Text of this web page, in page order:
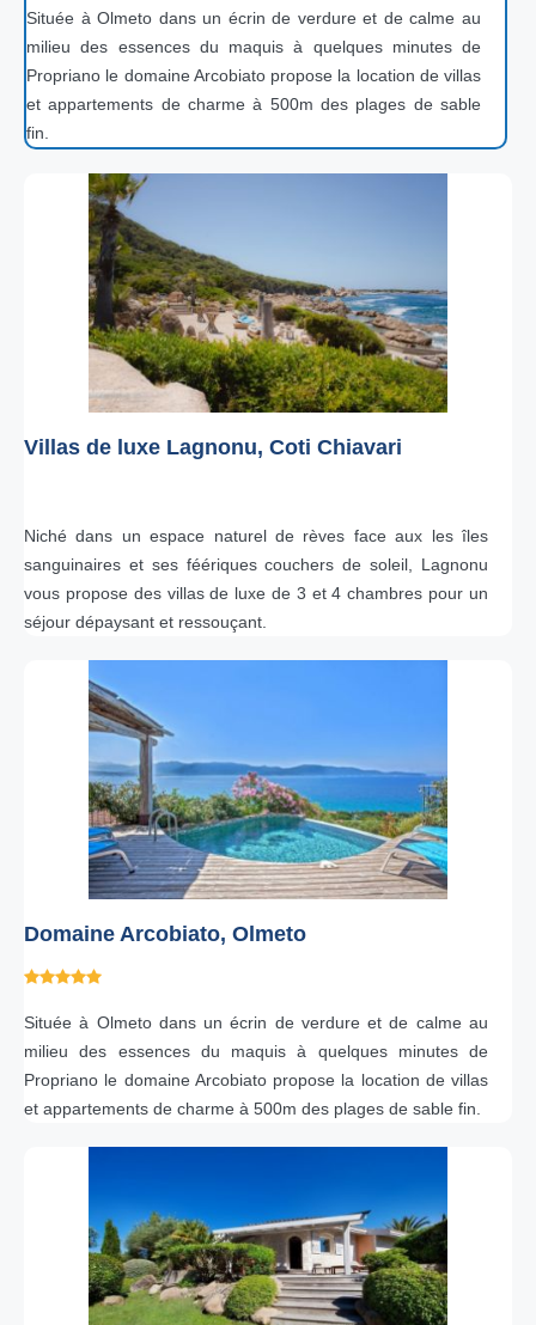
Située à Olmeto dans un écrin de verdure et de calme au
milieu des essences du maquis à quelques minutes de
Propriano le domaine Arcobiato propose la location de villas
et appartements de charme à 500m des plages de sable
fin.
Villas de luxe Lagnonu, Coti Chiavari
Niché dans un espace naturel de rèves face aux les îles
sanguinaires et ses féériques couchers de soleil, Lagnonu
vous propose des villas de luxe de 3 et 4 chambres pour un
séjour dépaysant et ressouçant.
Domaine Arcobiato, Olmeto
Située à Olmeto dans un écrin de verdure et de calme au
milieu des essences du maquis à quelques minutes de
Propriano le domaine Arcobiato propose la location de villas
et appartements de charme à 500m des plages de sable fin.